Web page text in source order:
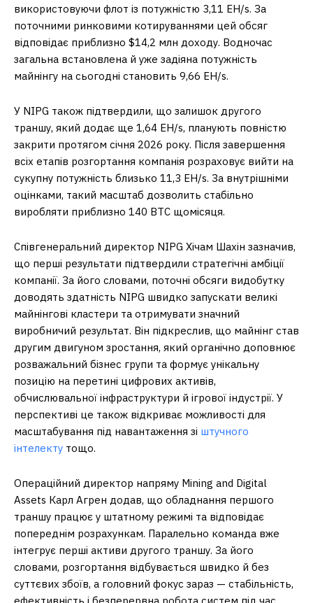
використовуючи флот із потужністю 3,11 EH/s. За
поточними ринковими котируваннями цей обсяг
відповідає приблизно $14,2 млн доходу. Водночас
загальна встановлена й уже задіяна потужність
майнінгу на сьогодні становить 9,66 EH/s.
У NIPG також підтвердили, що залишок другого
траншу, який додає ще 1,64 EH/s, планують повністю
закрити протягом січня 2026 року. Після завершення
всіх етапів розгортання компанія розраховує вийти на
сукупну потужність близько 11,3 EH/s. За внутрішніми
оцінками, такий масштаб дозволить стабільно
виробляти приблизно 140 BTC щомісяця.
Співгенеральний директор NIPG Хічам Шахін зазначив,
що перші результати підтвердили стратегічні амбіції
компанії. За його словами, поточні обсяги видобутку
доводять здатність NIPG швидко запускати великі
майнінгові кластери та отримувати значний
виробничий результат. Він підкреслив, що майнінг став
другим двигуном зростання, який органічно доповнює
розважальний бізнес групи та формує унікальну
позицію на перетині цифрових активів,
обчислювальної інфраструктури й ігрової індустрії. У
перспективі це також відкриває можливості для
масштабування під навантаження зі штучного
інтелекту тощо.
Операційний директор напряму Mining and Digital
Assets Карл Агрен додав, що обладнання першого
траншу працює у штатному режимі та відповідає
попереднім розрахункам. Паралельно команда вже
інтегрує перші активи другого траншу. За його
словами, розгортання відбувається швидко й без
суттєвих збоїв, а головний фокус зараз — стабільність,